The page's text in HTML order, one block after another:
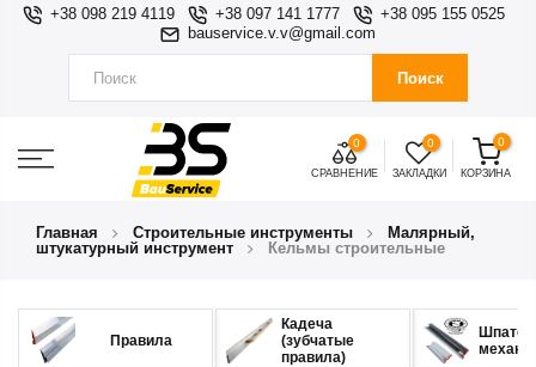
+38 098 219 4119 +38 097 141 1777
+38 095 155 0525
bauservice.v.v@gmail.com
Поиск
0
СРАВНЕНИЕ
0
ЗАКЛАДКИ
0
КОРЗИНА
Главная Строительные инструменты
Малярный,
штукатурный инструмент
Кельмы строительные
Правила
Кадеча
(зубчатые
правила)